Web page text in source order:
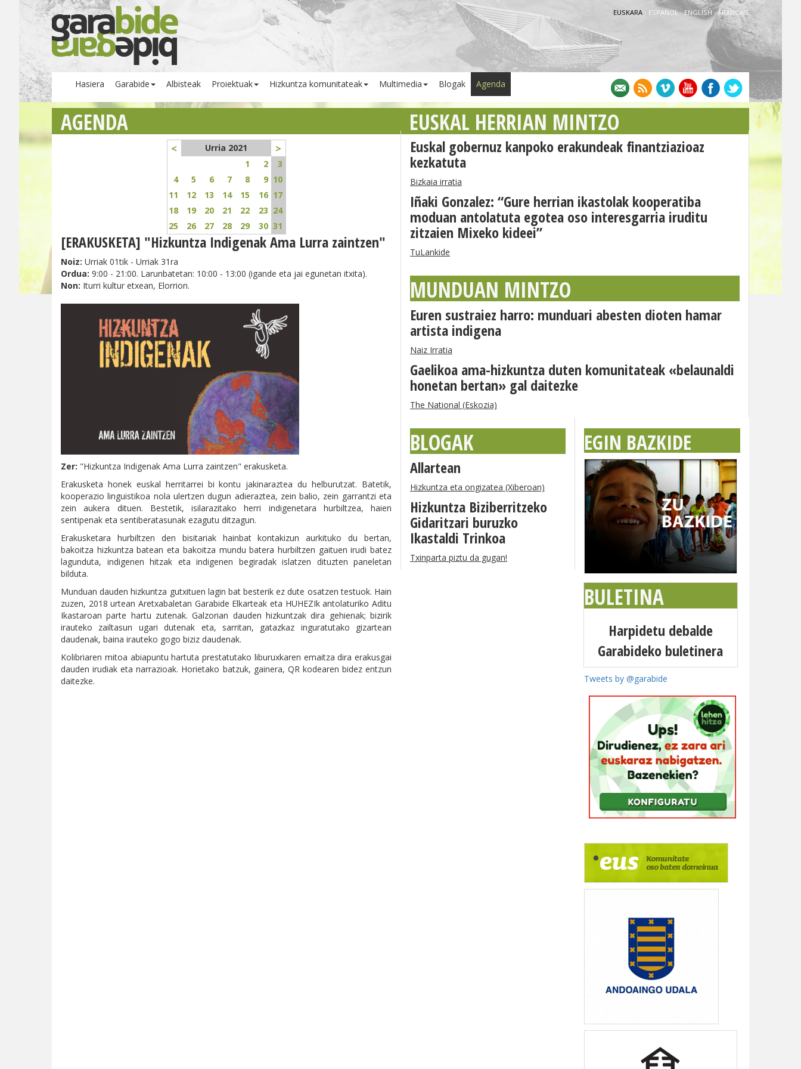
EUSKARA · ESPAÑOL· ENGLISH · FRANÇAIS
Hasiera Garabide Albisteak Proiektuak Hizkuntza komunitateak Multimedia Blogak Agenda
AGENDA
< Urria 2021 >
1 2
3
4
5 6 7 8 9 10
11
12 13 14 15 16 17
18
19 20 21 22 23 24
25
26 27 28 29 30 31
[ERAKUSKETA] "Hizkuntza Indigenak Ama Lurra zaintzen"
Noiz: Urriak 01tik - Urriak 31ra
Ordua: 9:00 - 21:00. Larunbatetan: 10:00 - 13:00 (igande eta jai egunetan itxita).
Non: Iturri kultur etxean, Elorrion.
Zer: "Hizkuntza Indigenak Ama Lurra zaintzen" erakusketa.
Erakusketa honek euskal herritarrei bi kontu jakinaraztea du helburutzat. Batetik,
kooperazio linguistikoa nola ulertzen dugun adieraztea, zein balio, zein garrantzi eta
zein aukera dituen. Bestetik, isilarazitako herri indigenetara hurbiltzea, haien
sentipenak eta sentiberatasunak ezagutu ditzagun.
Erakusketara hurbiltzen den bisitariak hainbat kontakizun aurkituko du bertan,
bakoitza hizkuntza batean eta bakoitza mundu batera hurbiltzen gaituen irudi batez
lagunduta, indigenen hitzak eta indigenen begiradak islatzen dituzten paneletan
bilduta.
Munduan dauden hizkuntza gutxituen lagin bat besterik ez dute osatzen testuok. Hain
zuzen, 2018 urtean Aretxabaletan Garabide Elkarteak eta HUHEZIk antolaturiko Aditu
Ikastaroan parte hartu zutenak. Galzorian dauden hizkuntzak dira gehienak; bizirik
irauteko zailtasun ugari dutenak eta, sarritan, gatazkaz inguratutako gizartean
daudenak, baina irauteko gogo biziz daudenak.
Kolibriaren mitoa abiapuntu hartuta prestatutako liburuxkaren emaitza dira erakusgai
dauden irudiak eta narrazioak. Horietako batzuk, gainera, QR kodearen bidez entzun
daitezke.
EUSKAL HERRIAN MINTZO
Euskal gobernuz kanpoko erakundeak finantziazioaz
kezkatuta
Bizkaia irratia
Iñaki Gonzalez: “Gure herrian ikastolak kooperatiba
moduan antolatuta egotea oso interesgarria iruditu
zitzaien Mixeko kideei”
TuLankide
MUNDUAN MINTZO
Euren sustraiez harro: munduari abesten dioten hamar
artista indigena
Naiz Irratia
Gaelikoa ama-hizkuntza duten komunitateak «belaunaldi
honetan bertan» gal daitezke
The National (Eskozia)
BLOGAK
Allartean
Hizkuntza eta ongizatea (Xiberoan)
Hizkuntza Biziberritzeko
Gidaritzari buruzko
Ikastaldi Trinkoa
Txinparta piztu da gugan!
EGIN BAZKIDE
BULETINA
Harpidetu debalde
Garabideko buletinera
Tweets by @garabide